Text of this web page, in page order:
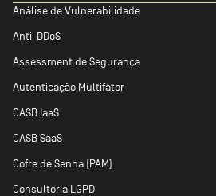
Análise de Vulnerabilidade
Anti-DDoS
Assessment de Segurança
Autenticação Multifator
CASB IaaS
CASB SaaS
Cofre de Senha (PAM)
Consultoria LGPD